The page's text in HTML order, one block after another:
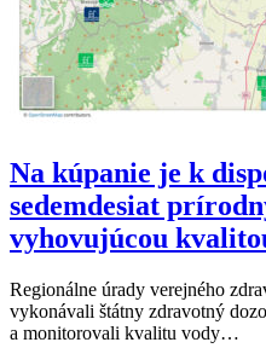
Na kúpanie je k
sedemdesiat
vyhovujúcou
Regionálne úrady verejného
vykonávali štátny zdravotný
a monitorovali kvalitu vody…